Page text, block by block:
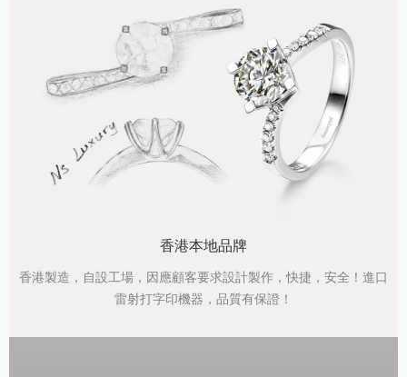
香港本地品牌
香港製造，自設工場，因應顧客要求設計製作，快捷，安全！進口
雷射打字印機器，品質有保證！